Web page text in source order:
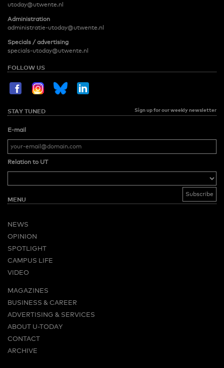
utoday@utwente.nl
Administration
administratie-utoday@utwente.nl
Specials / advertising
specials-utoday@utwente.nl
FOLLOW US
STAY TUNED Sign up for our weekly newsletter
E-mail
Relation to UT
MENU
NEWS
OPINION
SPOTLIGHT
CAMPUS LIFE
VIDEO
MAGAZINES
BUSINESS & CAREER
ADVERTISING & SERVICES
ABOUT U-TODAY
CONTACT
ARCHIVE